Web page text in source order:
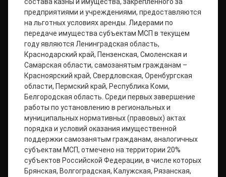
предприятиями и учреждениями, предоставляются
на льготных условиях аренды. Лидерами по
передаче имущества субъектам МСП в текущем
году являются Ленинградская область,
Краснодарский край, Пензенская, Смоленская и
Самарская области, самозанятым гражданам –
Красноярский край, Свердловская, Оренбургская
области, Пермский край, Республика Коми,
Белгородская область. Среди первых завершение
работы по установлению в региональных и
муниципальных нормативных (правовых) актах
порядка и условий оказания имущественной
поддержки самозанятым гражданам, аналогичных
субъектам МСП, отмечено на территории 20%
субъектов Российской Федерации, в числе которых
Брянская, Волгоградская, Калужская, Рязанская,